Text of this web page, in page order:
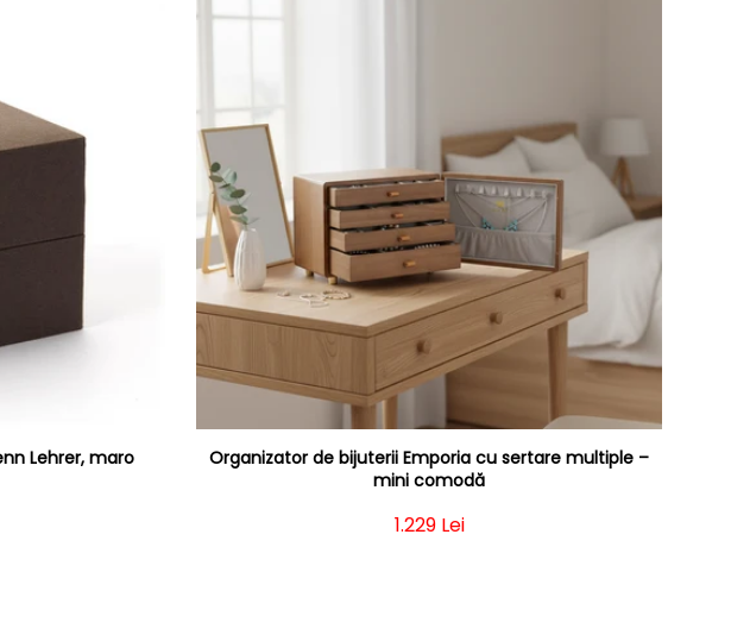
Lehrer, maro
Organizator de bijuterii Emporia cu sertare multiple –
mini comodă
Preț obișnuit
1.229 Lei